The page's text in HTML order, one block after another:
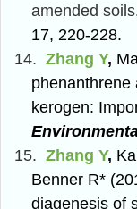
amended soils
17, 220-228.
14. Zhang Y,
phenanthrene
kerogen:
15. Zhang Y,
Benner R*
diagenesis of